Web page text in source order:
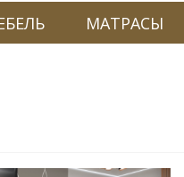
МАТРАСЫ